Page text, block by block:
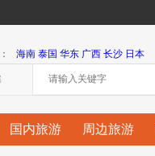
海南 泰国 华东 广西 长沙 日本
国内旅游 周边旅游